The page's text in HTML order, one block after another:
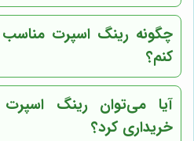
چگونه رینگ اسپرت مناسب
کنم؟
آیا می‌توان رینگ
خریداری کرد؟